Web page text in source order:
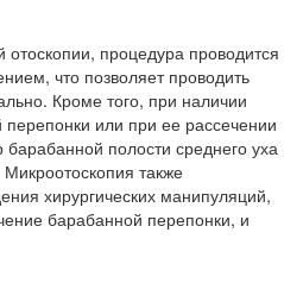
отоскопии, процедура проводится
что позволяет проводить
Кроме того, при наличии
или при ее рассечении
полости среднего уха
также
хирургических манипуляций,
барабанной перепонки, и